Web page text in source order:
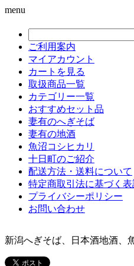
menu
ご利用案内
マイアカウント
カートを見る
取扱商品一覧
カテゴリー一覧
おすすめセット品
妻有のへぎそば
妻有の地酒
魚沼コシヒカリ
十日町のご紹介
配送方法・送料について
特定商取引法に基づく表
プライバシーポリシー
お問い合わせ
新潟へぎそば、日本酒地酒、